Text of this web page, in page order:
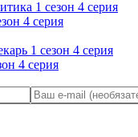
4 серия
4 серия